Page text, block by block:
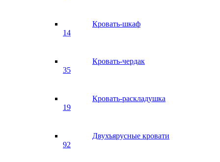
Кровать-шкаф
14
Кровать-чердак
35
Кровать-раскладушка
19
Двухъярусные кровати
92